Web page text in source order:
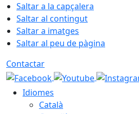
Saltar a la capçalera
Saltar al contingut
Saltar a imatges
Saltar al peu de pàgina
Contactar
Idiomes
Català